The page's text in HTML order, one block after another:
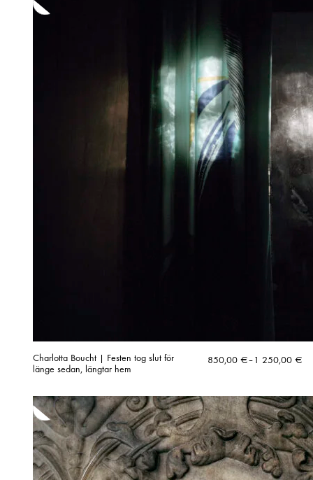
Charlotta Boucht | Festen tog slut för
länge sedan, längtar hem
850,00 €–1 250,00 €
Hintaluokka:
1
250,00 €